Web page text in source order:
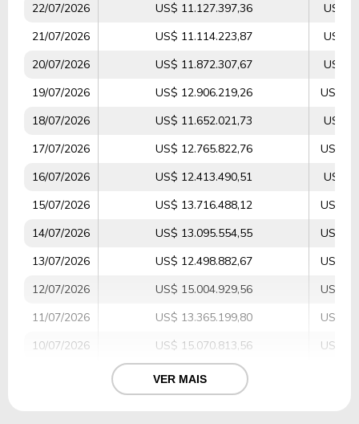
22/07/2026
US$ 11.127.397,36
US$
21/07/2026
US$ 11.114.223,87
US$
20/07/2026
US$ 11.872.307,67
US$
19/07/2026
US$ 12.906.219,26
US$
18/07/2026
US$ 11.652.021,73
US$
17/07/2026
US$ 12.765.822,76
US$
16/07/2026
US$ 12.413.490,51
US$
15/07/2026
US$ 13.716.488,12
US$
14/07/2026
US$ 13.095.554,55
US$
13/07/2026
US$ 12.498.882,67
US$
12/07/2026
US$ 15.004.929,56
US$
11/07/2026
US$ 13.365.199,80
US$
10/07/2026
US$ 15.070.813,56
US$
US$ 16.212.691,33
VER MAIS